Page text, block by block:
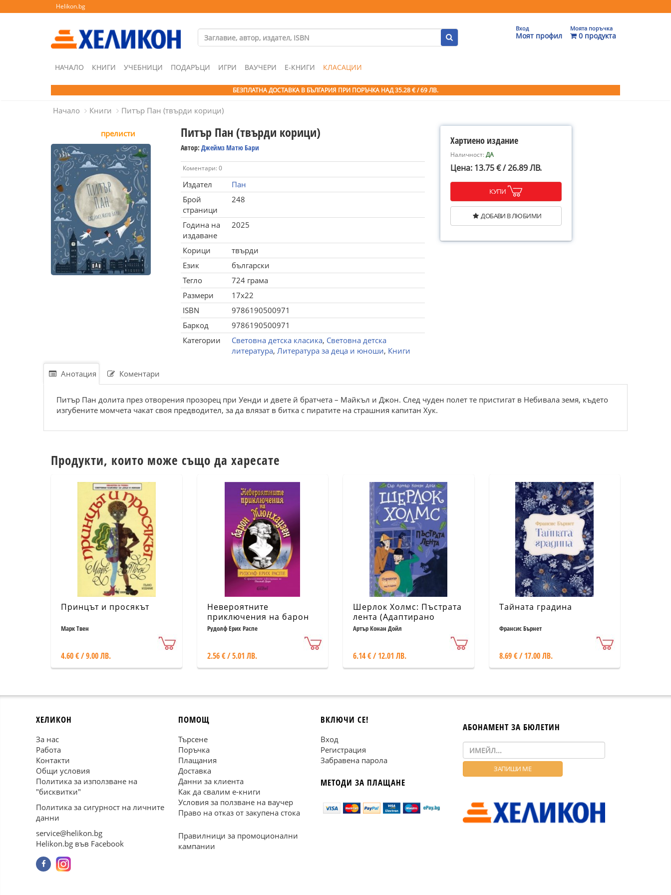
Helikon.bg
Вход
Моят профил
Моята поръчка
0 продукта
НАЧАЛО КНИГИ УЧЕБНИЦИ ПОДАРЪЦИ ИГРИ ВАУЧЕРИ Е-КНИГИ КЛАСАЦИИ
БЕЗПЛАТНА ДОСТАВКА В БЪЛГАРИЯ ПРИ ПОРЪЧКА НАД 35.28 € / 69 ЛВ.
Начало Книги Питър Пан (твърди корици)
прелисти Питър Пан (твърди корици)
Автор: Джеймз Матю Бари
Коментари: 0
Издател
Пан
Брой
страници
248
Година на
издаване
2025
Корици
твърди
Език
български
Тегло
724 грама
Размери
17x22
ISBN
9786190500971
Баркод
9786190500971
Категории
Световна детска класика, Световна детска
литература, Литература за деца и юноши, Книги
Хартиено издание
Наличност:ДА
Цена: 13.75 € / 26.89 ЛВ.
КУПИ
ДОБАВИ В ЛЮБИМИ
Анотация Коментари
Питър Пан долита през отворения прозорец при Уенди и двете й братчета – Майкъл и Джон. След чуден полет те пристигат в Небивала земя, където
изгубените момчета чакат своя предводител, за да влязат в битка с пиратите на страшния капитан Хук.
Продукти, които може също да харесате
Принцът и просякът
Марк Твен
4.60 € / 9.00 ЛВ.
Невероятните
приключения на барон
Мюнхаузен
Рудолф Ерих Распе
2.56 € / 5.01 ЛВ.
Шерлок Холмс: Пъстрата
лента (Адаптирано
издание)
Артър Конан Дойл
6.14 € / 12.01 ЛВ.
Тайната градина
Франсис Бърнет
8.69 € / 17.00 ЛВ.
ХЕЛИКОН
За нас
Работа
Контакти
Общи условия
Политика за използване на
"бисквитки"
Политика за сигурност на личните
данни
service@helikon.bg
Helikon.bg във Facebook
ПОМОЩ
Търсене
Поръчка
Плащания
Доставка
Данни за клиента
Как да свалим е-книги
Условия за ползване на ваучер
Право на отказ от закупена стока
Правилници за промоционални
кампании
ВКЛЮЧИ СЕ!
Вход
Регистрация
Забравена парола
МЕТОДИ ЗА ПЛАЩАНЕ
АБОНАМЕНТ ЗА БЮЛЕТИН